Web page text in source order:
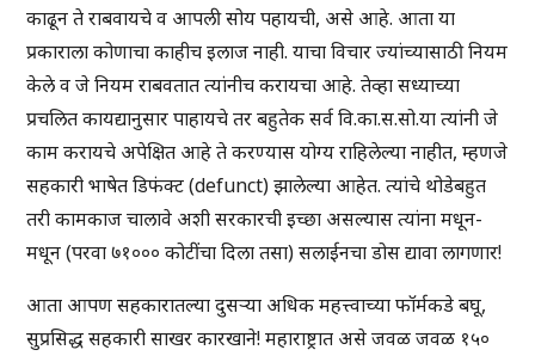
काढून ते राबवायचे व आपली सोय पहायची, असे आहे. आता या
प्रकाराला कोणाचा काहीच इलाज नाही. याचा विचार ज्यांच्यासाठी नियम
केले व जे नियम राबवतात त्यांनीच करायचा आहे. तेव्हा सध्याच्या
प्रचलित कायद्यानुसार पाहायचे तर बहुतेक सर्व वि.का.स.सो.या त्यांनी जे
काम करायचे अपेक्षित आहे ते करण्यास योग्य राहिलेल्या नाहीत, म्हणजे
सहकारी भाषेत डिफंक्ट (defunct) झालेल्या आहेत. त्यांचे थोडेबहुत
तरी कामकाज चालावे अशी सरकारची इच्छा असल्यास त्यांना मधून-
मधून (परवा ७१००० कोटींचा दिला तसा) सलाईनचा डोस द्यावा लागणार!
आता आपण सहकारातल्या दुसऱ्या अधिक महत्त्वाच्या फॉर्मकडे बघू,
सुप्रसिद्ध सहकारी साखर कारखाने! महाराष्ट्रात असे जवळ जवळ १५०